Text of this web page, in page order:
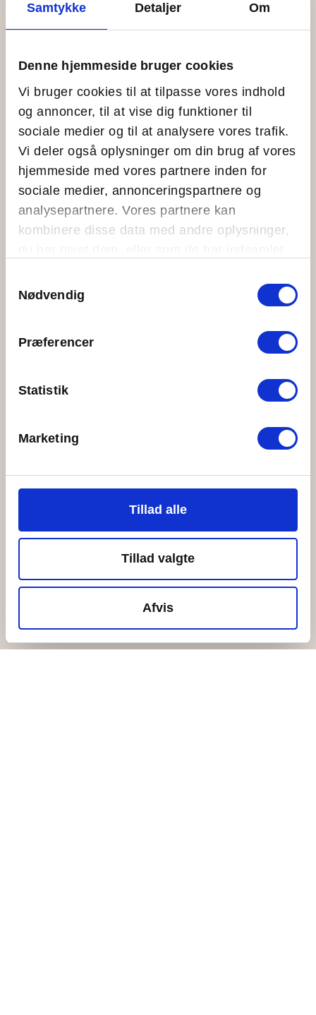
Samtykke Detaljer Om
Denne hjemmeside bruger cookies
Vi bruger cookies til at tilpasse vores indhold
og annoncer, til at vise dig funktioner til
sociale medier og til at analysere vores trafik.
Vi deler også oplysninger om din brug af vores
hjemmeside med vores partnere inden for
sociale medier, annonceringspartnere og
analysepartnere. Vores partnere kan
kombinere disse data med andre oplysninger,
Nødvendig
Præferencer
Statistik
Marketing
Tillad alle
Tillad valgte
Afvis
Bliv Giv-Et-År-engageret
Bliv ungeobservatør
Møder og selskaber
Aktiviteter for erhverv
Transport til øen
Forplejning på Ungdomsøen
Workshops og oplæg
Åben Ø
Hvad sker der
Blogindlæg
Events
Info
Dogmer
Giv-Et-År-programmet